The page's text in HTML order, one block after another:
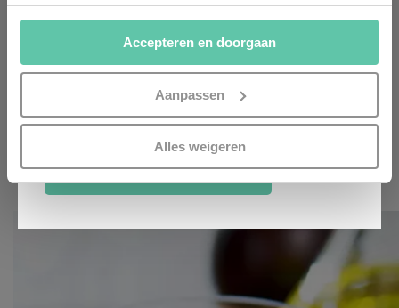
Als u het toestaat, willen we ook graag:
Informatie verzamelen over uw geografische
locatie, die tot een paar meter nauwkeurig kan zijn
Uw apparaat identificeren door het actief te
scannen op specifieke eigenschappen (fingerprinting)
verwerkt en stel uw voorkeuren in het
U kunt uw toestemming op elk moment wijzigen of
Kijk vooral rond en laat je inspireren. Voordat je dat doet,
analytische en
om je een optimale
Accepteren en doorgaan
Aanpassen
Alles weigeren
Achternaam
mailadres
(Required)
ANMELDEN